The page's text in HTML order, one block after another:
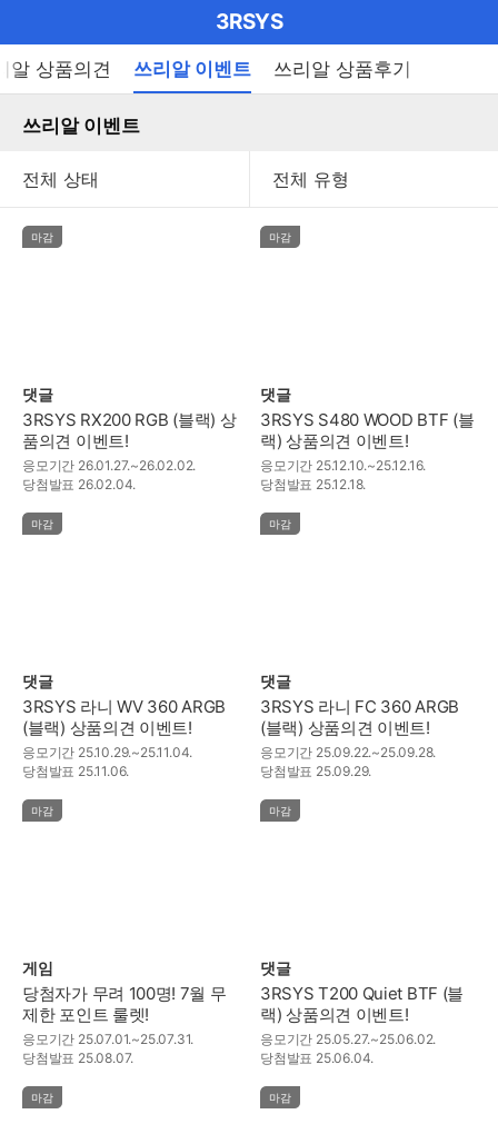
메
뉴
기
3RSYS
브
랜
알 상품의견 쓰리알 이벤트 쓰리알 상품후기
쓰리알 이벤트
마감
댓글
3RSYS RX200 RGB (블랙) 상
품의견 이벤트!
응모기간 26.01.27.~26.02.02.
당첨발표 26.02.04.
마감
댓글
3RSYS S480 WOOD BTF (블
랙) 상품의견 이벤트!
응모기간 25.12.10.~25.12.16.
당첨발표 25.12.18.
마감
댓글
3RSYS 라니 WV 360 ARGB
(블랙) 상품의견 이벤트!
응모기간 25.10.29.~25.11.04.
당첨발표 25.11.06.
마감
댓글
3RSYS 라니 FC 360 ARGB
(블랙) 상품의견 이벤트!
응모기간 25.09.22.~25.09.28.
당첨발표 25.09.29.
마감
게임
당첨자가 무려 100명! 7월 무
제한 포인트 룰렛!
응모기간 25.07.01.~25.07.31.
당첨발표 25.08.07.
마감
댓글
3RSYS T200 Quiet BTF (블
랙) 상품의견 이벤트!
응모기간 25.05.27.~25.06.02.
당첨발표 25.06.04.
마감 마감